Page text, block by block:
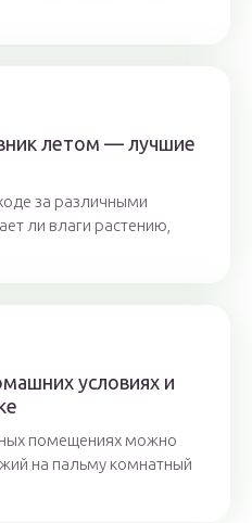
летом — лучшие
за различными
ли влаги растению,
условиях и
помещениях можно
на пальму комнатный